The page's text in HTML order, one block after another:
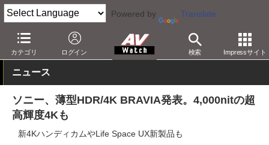
Powered by Translate
カテゴリ ログイン 検索 Impressサイト
AV Watch イベント 2016
ニュース
ソニー、薄型HDR/4K BRAVIA発表。4,000nitの超
高輝度4Kも
新4KハンディカムやLife Space UX新製品も